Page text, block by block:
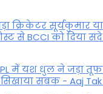
क्रिकेटर सूर्यकुमार
से BCCI को दिया
में यश धुल ने जड़ा
स‍िखाया सबक - Aaj Tak